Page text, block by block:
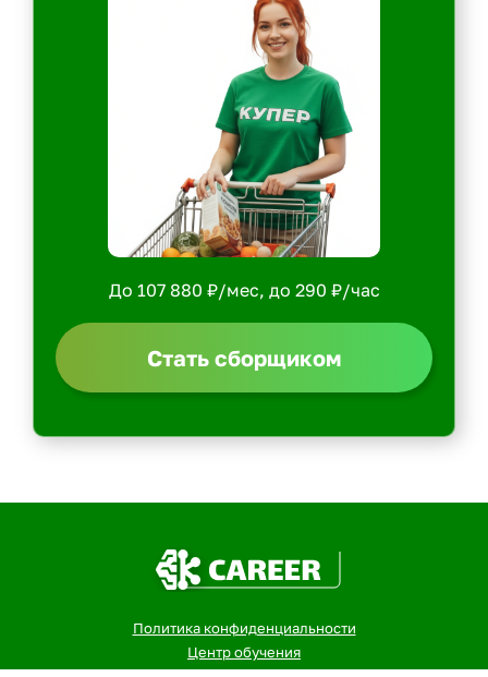
До 107 880 ₽/мес, до 290 ₽/час
Стать сборщиком
Политика конфиденциальности
Центр обучения